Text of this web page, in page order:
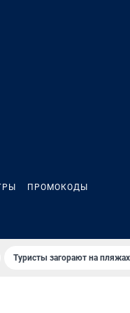
ПРОМОКОДЫ
Туристы загорают на